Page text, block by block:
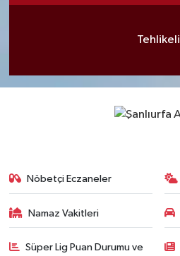
Tehlikeli
Nöbetçi Eczaneler
Namaz Vakitleri
Süper Lig Puan Durumu ve